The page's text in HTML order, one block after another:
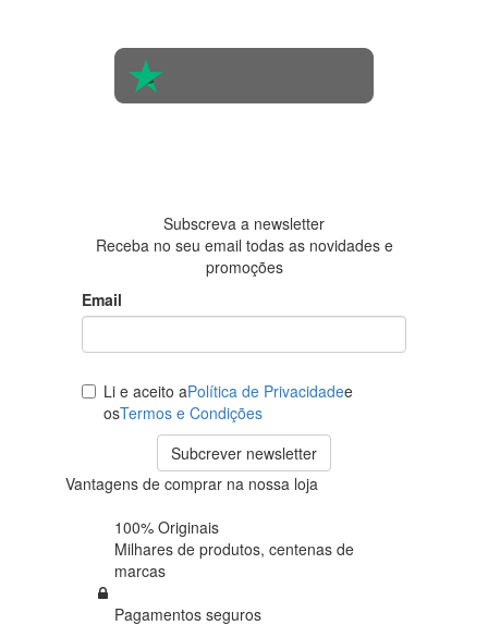
Subscreva a newsletter
Receba no seu email todas as novidades e
promoções
Email
Li e aceito aPolítica de Privacidadee
osTermos e Condições
Subcrever newsletter
Vantagens de comprar na nossa loja
100% Originais
Milhares de produtos, centenas de
marcas
Pagamentos seguros